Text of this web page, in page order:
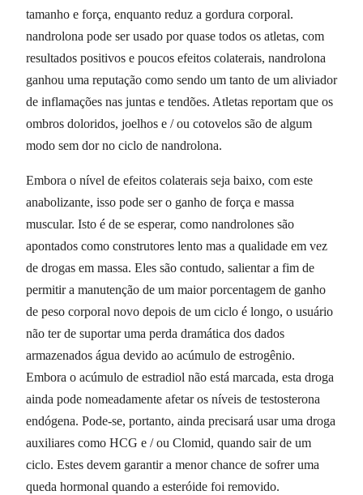
tamanho e força, enquanto reduz a gordura corporal.
nandrolona pode ser usado por quase todos os atletas, com
resultados positivos e poucos efeitos colaterais, nandrolona
ganhou uma reputação como sendo um tanto de um aliviador
de inflamações nas juntas e tendões. Atletas reportam que os
ombros doloridos, joelhos e / ou cotovelos são de algum
modo sem dor no ciclo de nandrolona.
Embora o nível de efeitos colaterais seja baixo, com este
anabolizante, isso pode ser o ganho de força e massa
muscular. Isto é de se esperar, como nandrolones são
apontados como construtores lento mas a qualidade em vez
de drogas em massa. Eles são contudo, salientar a fim de
permitir a manutenção de um maior porcentagem de ganho
de peso corporal novo depois de um ciclo é longo, o usuário
não ter de suportar uma perda dramática dos dados
armazenados água devido ao acúmulo de estrogênio.
Embora o acúmulo de estradiol não está marcada, esta droga
ainda pode nomeadamente afetar os níveis de testosterona
endógena. Pode-se, portanto, ainda precisará usar uma droga
auxiliares como HCG e / ou Clomid, quando sair de um
ciclo. Estes devem garantir a menor chance de sofrer uma
queda hormonal quando a esteróide foi removido.